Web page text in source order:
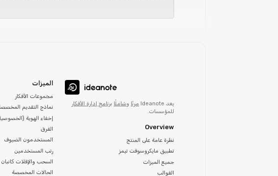
يعد Ideanote مرنًا وشاملًا برنامج إدارة الأفكار
للمؤسسات.
Overview
نظرة عامة على المنتج
تطبيق مايكروسوفت تيمز
جميع الميزات
القوالب
الميزات
مجموعات الأفكار
نماذج التقديم
إخفاء الهوية
الفرق
المستخدمون الضيوف
رتب المستخدمين
السحب والإفلات كانبان
الحالات المخصصة